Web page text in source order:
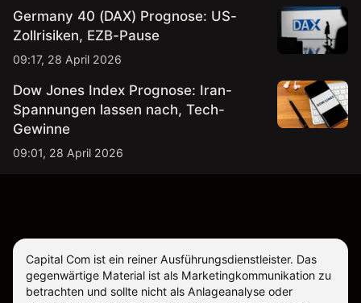
Germany 40 (DAX) Prognose: US-
Zollrisiken, EZB-Pause
09:17, 28 April 2026
Dow Jones Index Prognose: Iran-
Spannungen lassen nach, Tech-
Gewinne
09:01, 28 April 2026
Capital Com ist ein reiner Ausführungsdienstleister. Das
gegenwärtige Material ist als Marketingkommunikation zu
betrachten und sollte nicht als Anlageanalyse oder